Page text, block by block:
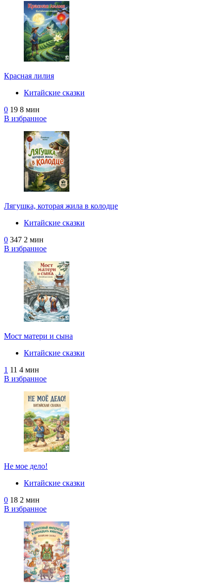
Красная лилия
Китайские сказки
0 19 8 мин
В избранное
Лягушка, которая жила в колодце
Китайские сказки
0 347 2 мин
В избранное
Мост матери и сына
Китайские сказки
1 11 4 мин
В избранное
Не моe дело!
Китайские сказки
0 18 2 мин
В избранное